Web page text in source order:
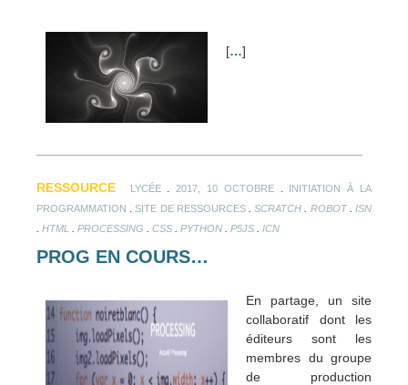
[…]
RESSOURCE LYCÉE.2017, 10 OCTOBRE. INITIATION À LA
PROGRAMMATION
.SITE DE RESSOURCES.SCRATCH ROBOT.ISN
HTML PROCESSING CSS PYTHON P5JS ICN
PROG EN COURS…
En partage, un site
collaboratif dont les
éditeurs sont les
membres du groupe
de production